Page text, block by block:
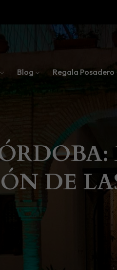
Blog Regala Posadero
DE